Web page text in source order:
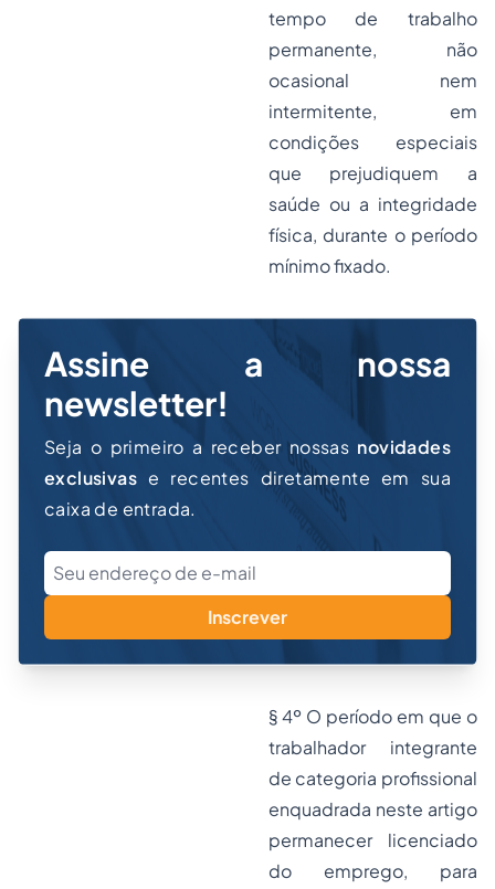
tempo de trabalho
permanente, não
ocasional nem
intermitente, em
condições especiais
que prejudiquem a
saúde ou a integridade
física, durante o período
mínimo fixado.
Assine a nossa
newsletter!
Seja o primeiro a receber nossas novidades
exclusivas e recentes diretamente em sua
caixa de entrada.
Inscrever
§ 4º O período em que o
trabalhador integrante
de categoria profissional
enquadrada neste artigo
permanecer licenciado
do emprego, para